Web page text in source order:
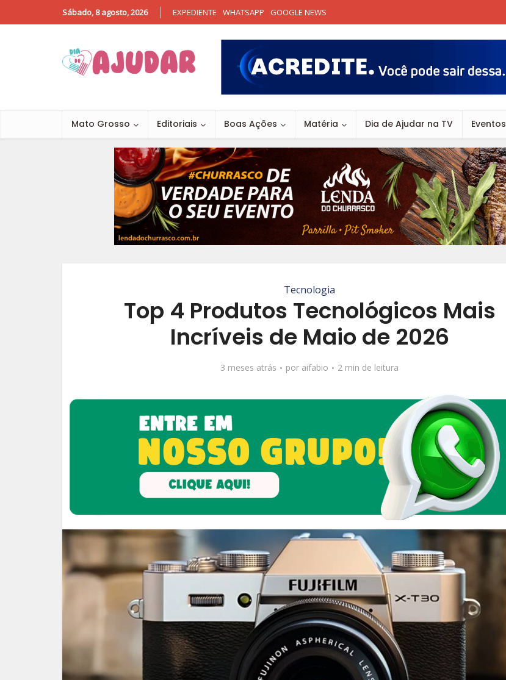
Sábado, 8 agosto, 2026 EXPEDIENTE WHATSAPP GOOGLE NEWS
Mato Grosso Editoriais Boas Ações Matéria Dia de Ajudar na TV Eventos
Tecnologia
Top 4 Produtos Tecnológicos Mais
Incríveis de Maio de 2026
3 meses atrás por aifabio 2 min de leitura